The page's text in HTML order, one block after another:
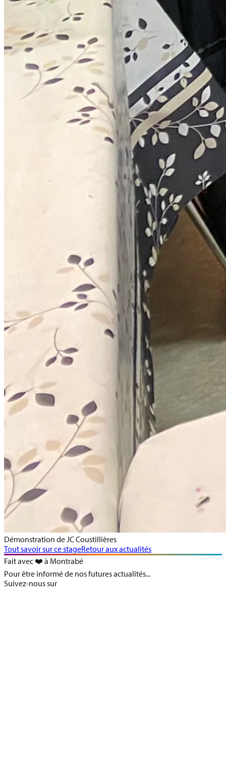
Démonstration de JC Coustillières
Tout savoir sur ce stageRetour aux actualités
Fait avec ❤️ à Montrabé
Pour être informé de nos futures actualités...
Suivez-nous sur